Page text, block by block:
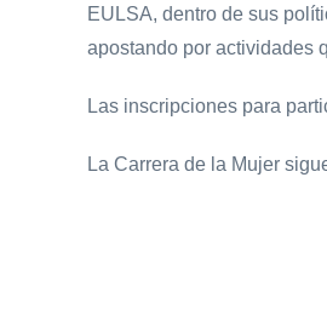
EULSA, dentro de sus
apostando por actividades
Las inscripciones para
La Carrera de la Mujer